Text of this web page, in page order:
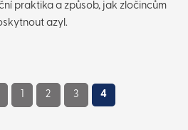
praktika a způsob, jak zločincům
azyl.
1 2 3 4